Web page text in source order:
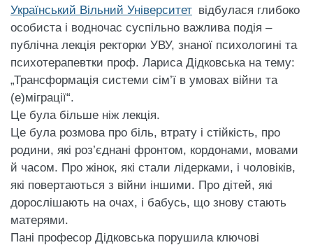
Український Вільний Університет відбулася глибоко
особиста і водночас суспільно важлива подія –
публічна лекція ректорки УВУ, знаної психологині та
психотерапевтки проф. Лариса Дідковськана тему:
„Трансформація системи сім’ї в умовах війни та
(е)міграції“.
Це була більше ніж лекція.
Це була розмова про біль, втрату і стійкість, про
родини, які роз’єднані фронтом, кордонами, мовами
й часом. Про жінок, які стали лідерками, і чоловіків,
які повертаються з війни іншими. Про дітей, які
дорослішають на очах, і бабусь, що знову стають
матерями.
Пані професор Дідковська порушила ключові